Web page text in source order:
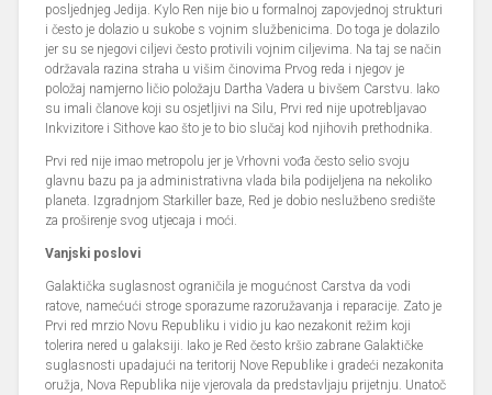
posljednjeg Jedija. Kylo Ren nije bio u formalnoj zapovjednoj strukturi
i često je dolazio u sukobe s vojnim službenicima. Do toga je dolazilo
jer su se njegovi ciljevi često protivili vojnim ciljevima. Na taj se način
održavala razina straha u višim činovima Prvog reda i njegov je
položaj namjerno ličio položaju Dartha Vadera u bivšem Carstvu. Iako
su imali članove koji su osjetljivi na Silu, Prvi red nije upotrebljavao
Inkvizitore i Sithove kao što je to bio slučaj kod njihovih prethodnika.
Prvi red nije imao metropolu jer je Vrhovni vođa često selio svoju
glavnu bazu pa ja administrativna vlada bila podijeljena na nekoliko
planeta. Izgradnjom Starkiller baze, Red je dobio neslužbeno središte
za proširenje svog utjecaja i moći.
Vanjski poslovi
Galaktička suglasnost ograničila je mogućnost Carstva da vodi
ratove, namećući stroge sporazume razoružavanja i reparacije. Zato je
Prvi red mrzio Novu Republiku i vidio ju kao nezakonit režim koji
tolerira nered u galaksiji. Iako je Red često kršio zabrane Galaktičke
suglasnosti upadajući na teritorij Nove Republike i gradeći nezakonita
oružja, Nova Republika nije vjerovala da predstavljaju prijetnju. Unatoč